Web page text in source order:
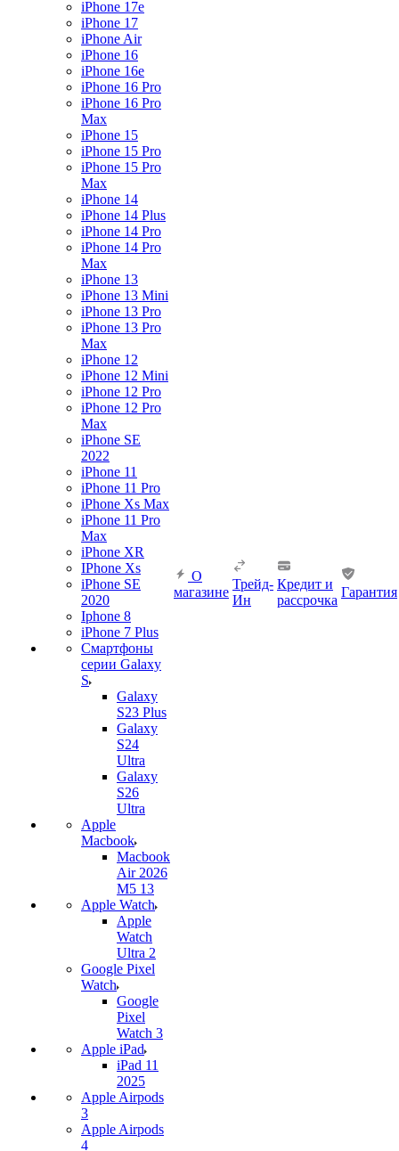
iPhone 17e
iPhone 17
iPhone Air
iPhone 16
iPhone 16e
iPhone 16 Pro
iPhone 16 Pro
Max
iPhone 15
iPhone 15 Pro
iPhone 15 Pro
Max
iPhone 14
iPhone 14 Plus
iPhone 14 Pro
iPhone 14 Pro
Max
iPhone 13
iPhone 13 Mini
iPhone 13 Pro
iPhone 13 Pro
Max
iPhone 12
iPhone 12 Mini
iPhone 12 Pro
iPhone 12 Pro
Max
iPhone SE
2022
iPhone 11
iPhone 11 Pro
iPhone Xs Max
iPhone 11 Pro
Max
iPhone XR
IPhone Xs
iPhone SE
2020
Iphone 8
iPhone 7 Plus
Смартфоны
серии Galaxy
S
Galaxy
S23 Plus
Galaxy
S24
Ultra
Galaxy
S26
Ultra
Apple
Macbook
Macbook
Air 2026
M5 13
Apple Watch
Apple
Watch
Ultra 2
Google Pixel
Watch
Google
Pixel
Watch 3
Apple iPad
iPad 11
2025
Apple Airpods
3
Apple Airpods
4
О
магазине
Трейд-
Ин
Кредит и
рассрочка
Гарантия